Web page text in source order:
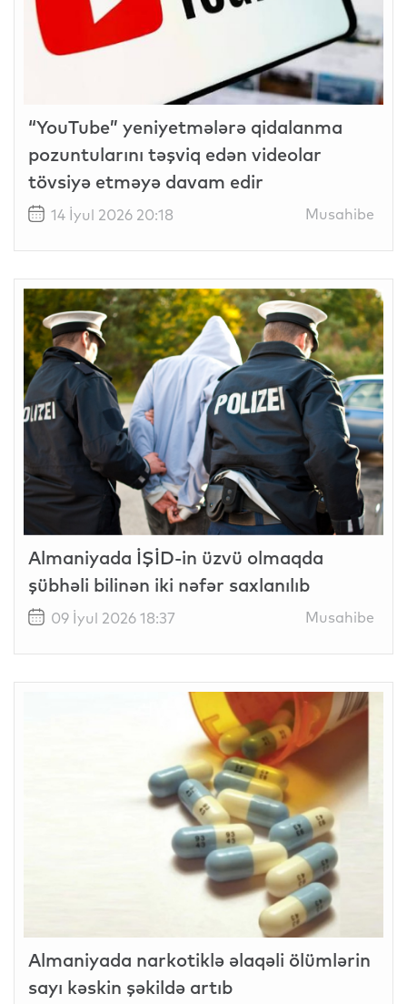
“YouTube” yeniyetmələrə qidalanma
pozuntularını təşviq edən videolar
tövsiyə etməyə davam edir
14 İyul 2026 20:18 Musahibe
Almaniyada İŞİD-in üzvü olmaqda
şübhəli bilinən iki nəfər saxlanılıb
09 İyul 2026 18:37 Musahibe
Almaniyada narkotiklə əlaqəli ölümlərin
sayı kəskin şəkildə artıb